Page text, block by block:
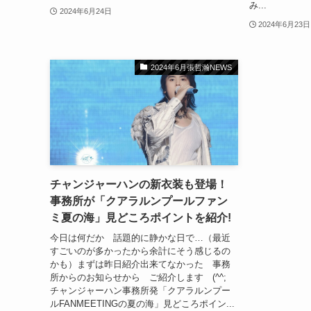
2024年6月24日
み...
2024年6月23日
2024年6月張哲瀚NEWS
チャンジャーハンの新衣装も登場！
事務所が「クアラルンプールファン
ミ夏の海」見どころポイントを紹介!
今日は何だか 話題的に静かな日で…（最近
すごいのが多かったから余計にそう感じるの
かも）まずは昨日紹介出来てなかった 事務
所からのお知らせから ご紹介します (^^;
チャンジャーハン事務所発「クアラルンプー
ルFANMEETINGの夏の海」見どころポイン...